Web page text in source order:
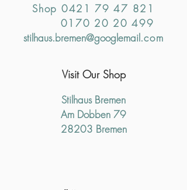
Shop 0421 79 47 821
0170 20 20 499
stilhaus.bremen@googlemail.com
Visit Our Shop
Stilhaus Bremen
Am Dobben 79
28203 Bremen